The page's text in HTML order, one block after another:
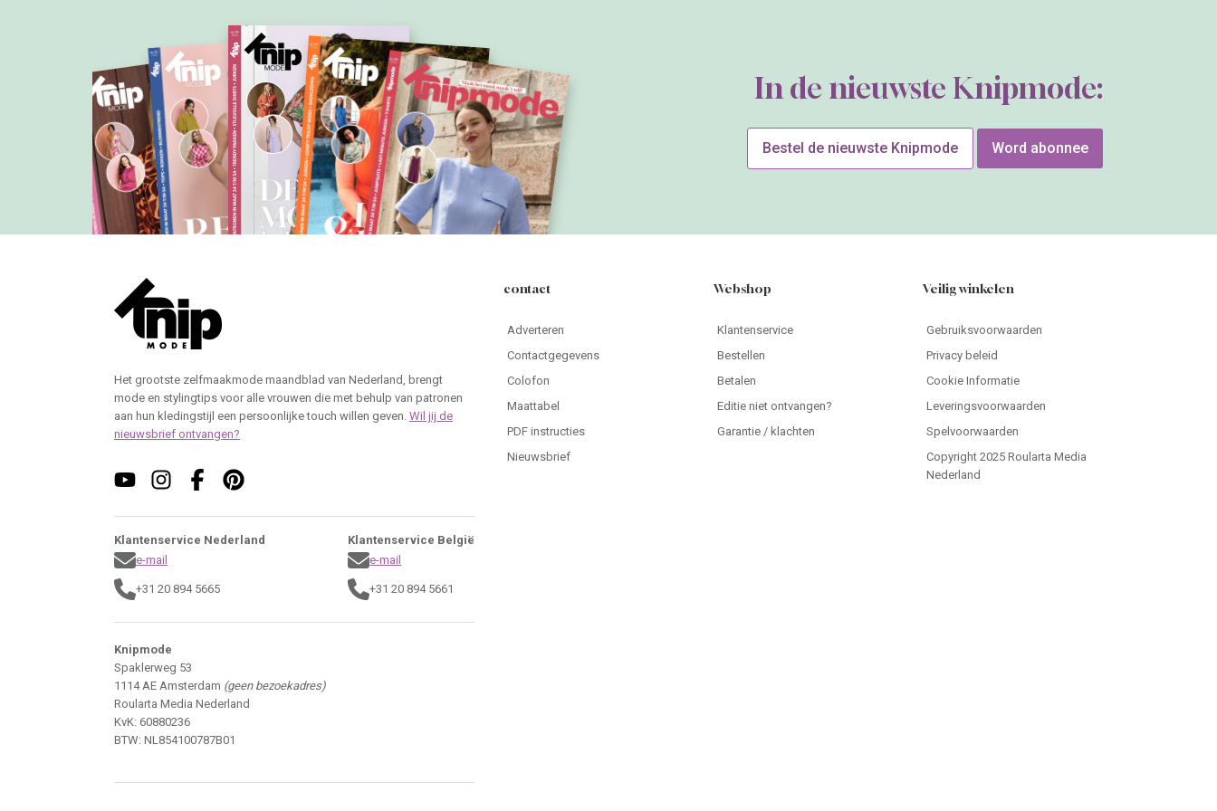
In de nieuwste Knipmode:
Bestel de nieuwste Knipmode Word abonnee
Het grootste zelfmaakmode maandblad van Nederland, brengt
mode en stylingtips voor alle vrouwen die met behulp van patronen
aan hun kledingstijl een persoonlijke touch willen geven. Wil jij de
nieuwsbrief ontvangen?
Klantenservice Nederland
e-mail
+31 20 894 5665
Klantenservice België
e-mail
+31 20 894 5661
Knipmode
Spaklerweg 53
1114 AE Amsterdam (geen bezoekadres)
Roularta Media Nederland
KvK: 60880236
BTW: NL854100787B01
contact
Adverteren
Contactgegevens
Colofon
Maattabel
PDF instructies
Nieuwsbrief
Webshop
Klantenservice
Bestellen
Betalen
Editie niet ontvangen?
Garantie / klachten
Veilig winkelen
Gebruiksvoorwaarden
Privacy beleid
Cookie Informatie
Leveringsvoorwaarden
Spelvoorwaarden
Copyright 2025 Roularta Media
Nederland